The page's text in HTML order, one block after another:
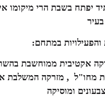
יפתח בשבת הרי מיקומו
במתחם:
אקטיבית ממוחשבת
מחו"ל , מזרקה המשלבת
ומוסיקה